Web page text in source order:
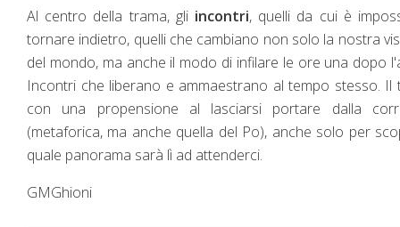
Al centro della trama, gli incontri, quelli da cui è
tornare indietro, quelli che cambiano non solo la nostra
del mondo, ma anche il modo di infilare le ore una dopo
Incontri che liberano e ammaestrano al tempo stesso. Il
con una propensione al lasciarsi portare dalla
(metaforica, ma anche quella del Po), anche solo per
quale panorama sarà lì ad attenderci.
GMGhioni